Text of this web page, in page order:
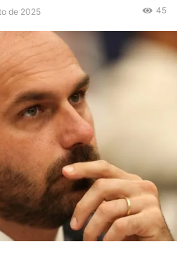
de 2025 45